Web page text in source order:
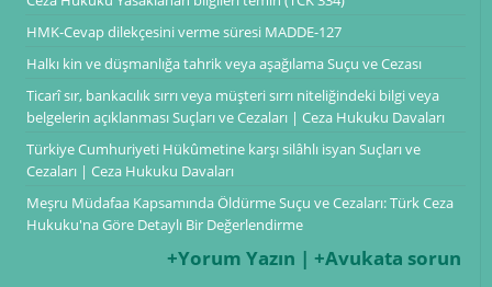
HMK-Cevap dilekçesini verme süresi ​​​​​​​MADDE-127
Halkı kin ve düşmanlığa tahrik veya aşağılama Suçu ve Cezası
Ticarî sır, bankacılık sırrı veya müşteri sırrı niteliğindeki bilgi veya
belgelerin açıklanması Suçları ve Cezaları | Ceza Hukuku Davaları
Türkiye Cumhuriyeti Hükûmetine karşı silâhlı isyan Suçları ve
Cezaları | Ceza Hukuku Davaları
Meşru Müdafaa Kapsamında Öldürme Suçu ve Cezaları: Türk Ceza
Hukuku'na Göre Detaylı Bir Değerlendirme
+Yorum Yazın | +Avukata sorun